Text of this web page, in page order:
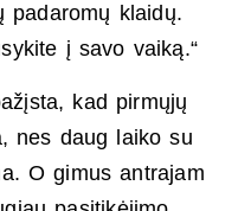
padaromų klaidų.
į savo vaiką.“
kad pirmųjų
nes daug laiko su
O gimus antrajam